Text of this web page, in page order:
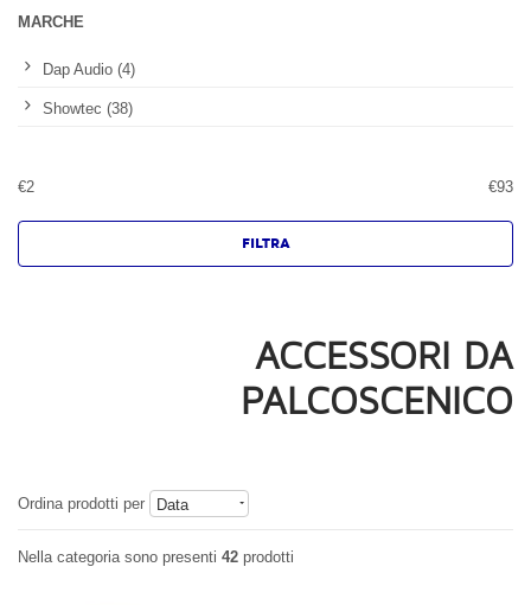
MARCHE
Dap Audio (4)
Showtec (38)
€2 €93
ACCESSORI DA
PALCOSCENICO
Ordina prodotti per Data
Nella categoria sono presenti 42 prodotti